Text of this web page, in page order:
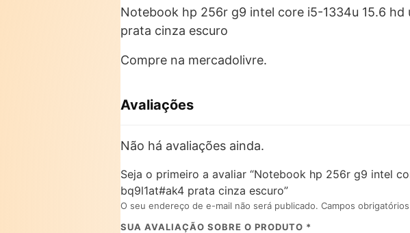
Notebook hp 256r g9 intel core i5-1334u 15.6
prata cinza escuro
Compre na mercadolivre.
Avaliações
Não há avaliações ainda.
Seja o primeiro a avaliar “Notebook hp 256r g9 intel
bq9l1at#ak4 prata cinza escuro”
O seu endereço de e-mail não será publicado. Campos
SUA AVALIAÇÃO SOBRE O PRODUTO *